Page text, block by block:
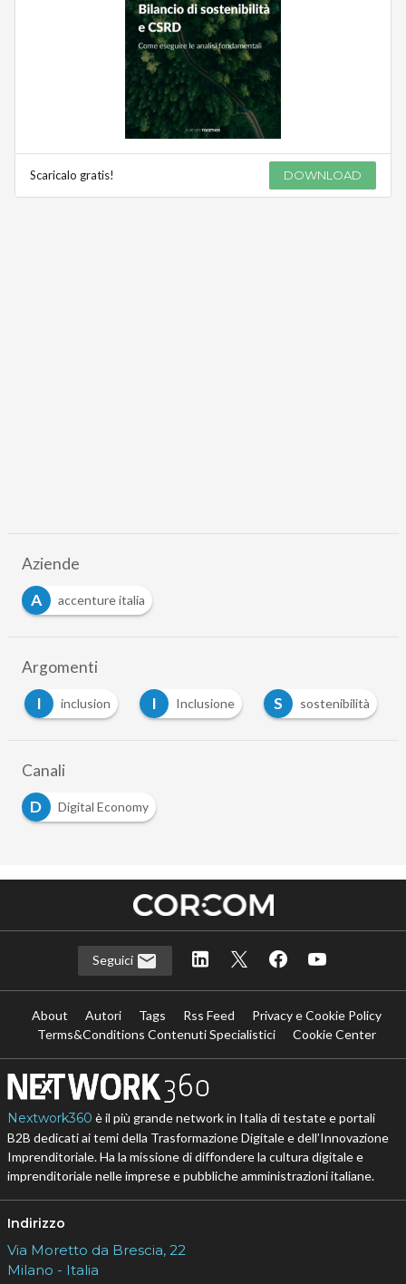
Scaricalo gratis! DOWNLOAD
Aziende
A
accenture italia
Argomenti
I
inclusion I Inclusione S sostenibilità
Canali
D
Digital Economy
Seguici
About Autori Tags Rss Feed
Privacy e Cookie Policy
Terms&Conditions Contenuti Specialistici
Cookie Center
Nextwork360 è il più grande network in Italia di testate e portali
B2B dedicati ai temi della Trasformazione Digitale e dell’Innovazione
Imprenditoriale. Ha la missione di diffondere la cultura digitale e
imprenditoriale nelle imprese e pubbliche amministrazioni italiane.
Indirizzo
Via Moretto da Brescia, 22
Milano - Italia